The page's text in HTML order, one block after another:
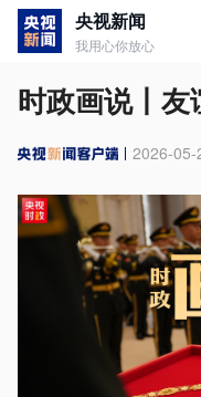
央视新闻
我用心你放心
时政画说丨友
2026-05-